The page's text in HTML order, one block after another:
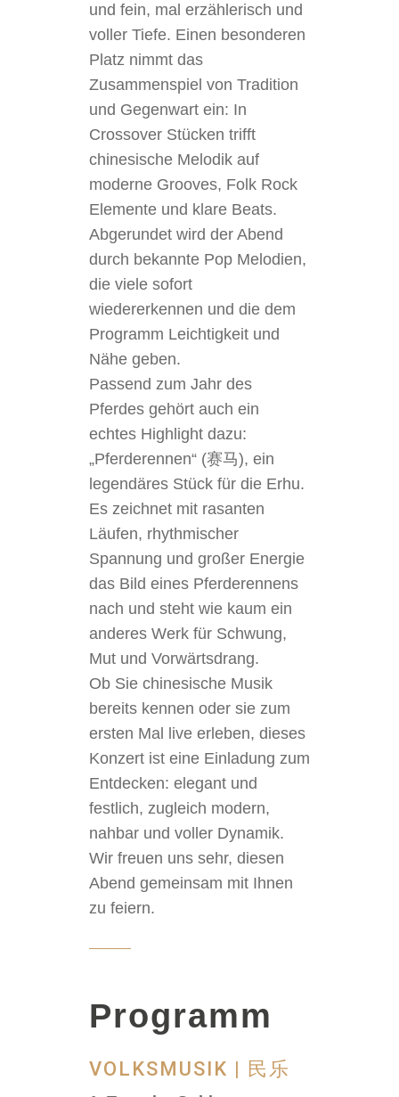
und fein, mal erzählerisch und
voller Tiefe. Einen besonderen
Platz nimmt das
Zusammenspiel von Tradition
und Gegenwart ein: In
Crossover Stücken trifft
chinesische Melodik auf
moderne Grooves, Folk Rock
Elemente und klare Beats.
Abgerundet wird der Abend
durch bekannte Pop Melodien,
die viele sofort
wiedererkennen und die dem
Programm Leichtigkeit und
Nähe geben.
Passend zum Jahr des
Pferdes gehört auch ein
echtes Highlight dazu:
„Pferderennen“ (赛马), ein
legendäres Stück für die Erhu.
Es zeichnet mit rasanten
Läufen, rhythmischer
Spannung und großer Energie
das Bild eines Pferderennens
nach und steht wie kaum ein
anderes Werk für Schwung,
Mut und Vorwärtsdrang.
Ob Sie chinesische Musik
bereits kennen oder sie zum
ersten Mal live erleben, dieses
Konzert ist eine Einladung zum
Entdecken: elegant und
festlich, zugleich modern,
nahbar und voller Dynamik.
Wir freuen uns sehr, diesen
Abend gemeinsam mit Ihnen
zu feiern.
Programm
VOLKSMUSIK | 民乐